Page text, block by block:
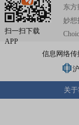
扫一扫下载
APP
东方
妙想
信息网络传
关